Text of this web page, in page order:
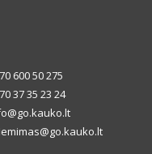
600 50 275
37 35 23 24